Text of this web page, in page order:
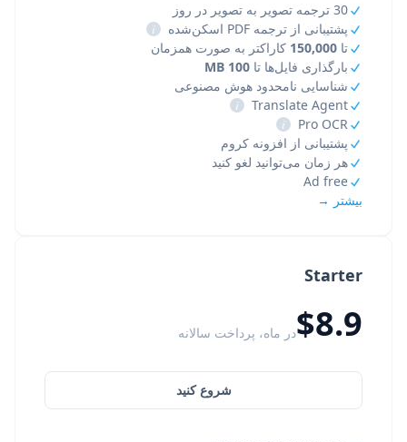
Starter
$8.9در ماه، پرداخت سالانه
شروع کنید
30 ترجمه تصویر به تصویر در روز
پشتیبانی از ترجمه PDF اسکن‌شده
i
تا 150,000 کاراکتر به صورت همزمان
بارگذاری فایل‌ها تا 100 MB
شناسایی نامحدود هوش مصنوعی
Translate Agent
i
Pro OCR
i
پشتیبانی از افزونه کروم
هر زمان می‌توانید لغو کنید
Ad free
بیشتر →